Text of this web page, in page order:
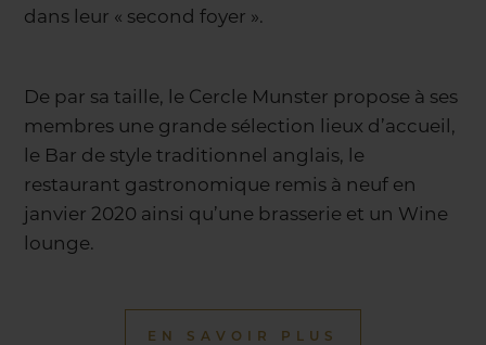
dans leur « second foyer ».
De par sa taille, le Cercle Munster propose à ses
membres une grande sélection lieux d’accueil,
le Bar de style traditionnel anglais, le
restaurant gastronomique remis à neuf en
janvier 2020 ainsi qu’une brasserie et un Wine
lounge.
EN SAVOIR PLUS